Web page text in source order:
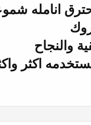
انامله
والنجاح
اكثر